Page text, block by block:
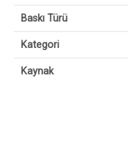
Baskı Türü
Kategori
Kaynak